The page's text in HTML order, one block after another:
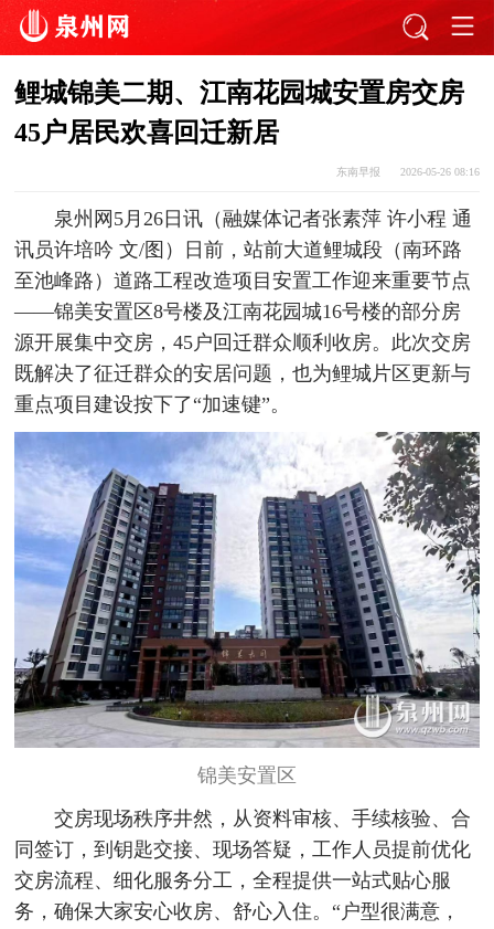
鲤城锦美二期、江南花园城安置房交房
45户居民欢喜回迁新居
东南早报 2026-05-26 08:16
泉州网5月26日讯（融媒体记者张素萍 许小程 通
讯员许培吟 文/图）日前，站前大道鲤城段（南环路
至池峰路）道路工程改造项目安置工作迎来重要节点
——锦美安置区8号楼及江南花园城16号楼的部分房
源开展集中交房，45户回迁群众顺利收房。此次交房
既解决了征迁群众的安居问题，也为鲤城片区更新与
重点项目建设按下了“加速键”。
锦美安置区
交房现场秩序井然，从资料审核、手续核验、合
同签订，到钥匙交接、现场答疑，工作人员提前优化
交房流程、细化服务分工，全程提供一站式贴心服
务，确保大家安心收房、舒心入住。“户型很满意，